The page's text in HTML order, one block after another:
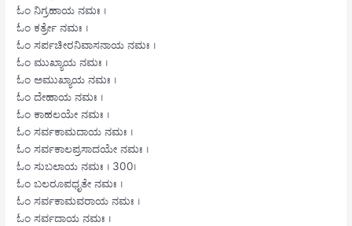
ಓಂ ನಿಗ್ರಹಾಯ ನಮಃ ।
ಓಂ ಕರ್ತ್ರೇ ನಮಃ ।
ಓಂ ಸರ್ಪಚೀರನಿವಾಸನಾಯ ನಮಃ ।
ಓಂ ಮುಖ್ಯಾಯ ನಮಃ ।
ಓಂ ಅಮುಖ್ಯಾಯ ನಮಃ ।
ಓಂ ದೇಹಾಯ ನಮಃ ।
ಓಂ ಕಾಹಲಯೇ ನಮಃ ।
ಓಂ ಸರ್ವಕಾಮದಾಯ ನಮಃ ।
ಓಂ ಸರ್ವಕಾಲಪ್ರಸಾದಯೇ ನಮಃ ।
ಓಂ ಸುಬಲಾಯ ನಮಃ । 300।
ಓಂ ಬಲರೂಪಧೃತೇ ನಮಃ ।
ಓಂ ಸರ್ವಕಾಮವರಾಯ ನಮಃ ।
ಓಂ ಸರ್ವದಾಯ ನಮಃ ।